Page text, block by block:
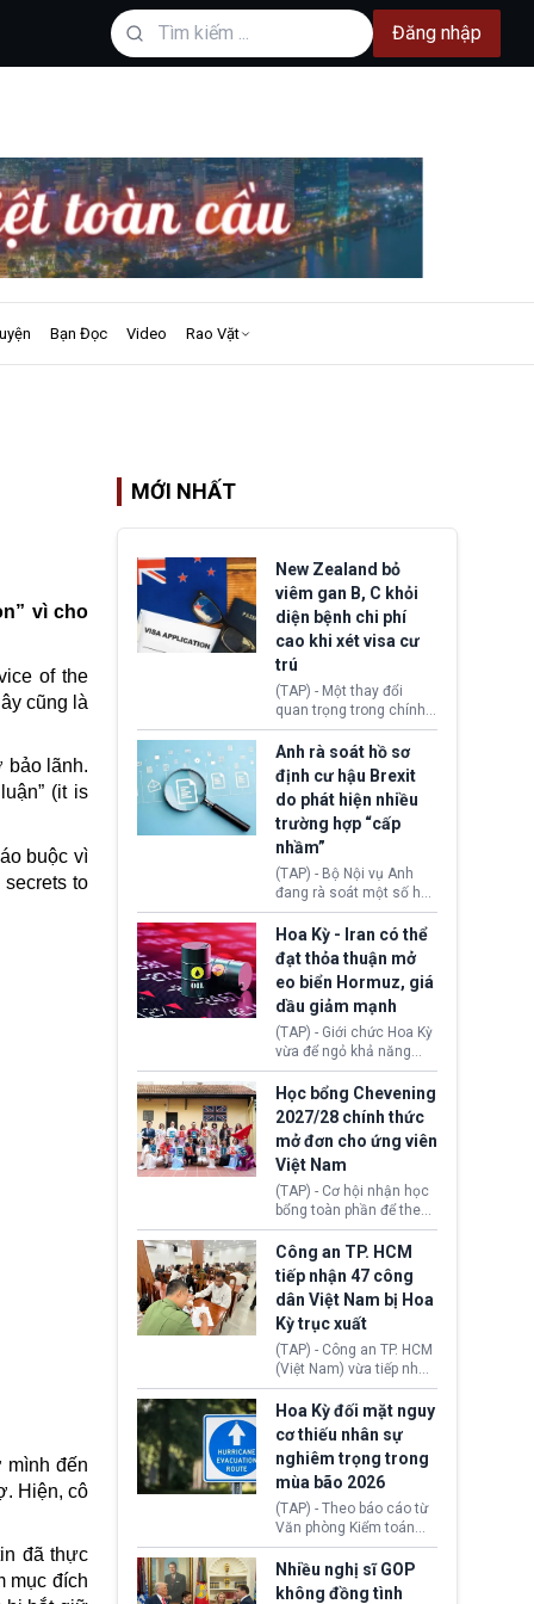
Đăng nhập
Bạn Đọc Video Rao Vặt
vì cho
of the
cũng là
bảo lãnh.
(it is
buộc vì
to
mình đến
Hiện, cô
đã thực
mục đích
MỚI NHẤT
New Zealand bỏ
viêm gan B, C khỏi
diện bệnh chi phí
cao khi xét visa cư
trú
(TAP) - Một thay đổi
quan trọng trong chính
sách nhập cư của New
Zealand đang mở ra
thêm cơ hội cho nhiều
người muốn định cư. Từ
nay, người mắc viêm
gan B hoặc viêm gan C
sẽ không còn bị mặc
định không đáp ứng tiêu
chuẩn sức khỏe chỉ vì
chi phí điều trị khi nộp hồ
Anh rà soát hồ sơ
định cư hậu Brexit
do phát hiện nhiều
trường hợp “cấp
nhầm”
(TAP) - Bộ Nội vụ Anh
đang rà soát một số hồ
sơ thuộc Chương trình
Định cư EU (EU
Settlement Scheme -
EUSS) sau khi xác định
có trường hợp được cấp
quy chế cư trú hậu
Brexit “do nhầm lẫn”.
Động thái này làm dấy
lên lo ngại về việc thực
thi Thỏa thuận Rút khỏi
Liên minh châu Âu
(Withdrawal
Agreement).
Hoa Kỳ - Iran có thể
đạt thỏa thuận mở
eo biển Hormuz, giá
dầu giảm mạnh
(TAP) - Giới chức Hoa Kỳ
vừa để ngỏ khả năng
sớm đạt thỏa thuận với
Iran nhằm mở lại eo biển
Hormuz, mở đường cho
việc khôi phục hoạt
động hàng hải. Những
tín hiệu ngoại giao tích
cực này lập tức tác động
đến thị trường năng
lượng, kéo giá dầu thế
giới lùi sâu xuống dưới
mức 80 USD/thùng.
Học bổng Chevening
2027/28 chính thức
mở đơn cho ứng viên
Việt Nam
(TAP) - Cơ hội nhận học
bổng toàn phần để theo
học chương trình thạc sĩ
tại Vương quốc Anh đã
chính thức quay trở lại.
Học bổng Chevening
2027/28 của Chính phủ
Anh vừa mở cổng ứng
tuyển dành riêng ứng
viên Việt Nam, hỗ trợ
toàn bộ chi phí học tập
cùng nhiều quyền lợi
trong suốt một năm
học.
Công an TP. HCM
tiếp nhận 47 công
dân Việt Nam bị Hoa
Kỳ trục xuất
(TAP) - Công an TP. HCM
(Việt Nam) vừa tiếp nhận
47 công dân Việt Nam bị
Hoa Kỳ trục xuất về
nước. Đây là đợt có số
lượng lớn nhất từ đầu
năm 2026 đến nay, phản
ánh xu hướng gia tăng
các trường hợp trục
xuất.
Hoa Kỳ đối mặt nguy
cơ thiếu nhân sự
nghiêm trọng trong
mùa bão 2026
(TAP) - Theo báo cáo từ
Văn phòng Kiểm toán
Chính phủ (GAO), Cơ
quan Quản lý Khẩn cấp
Liên bang (FEMA) thuộc
Nhiều nghị sĩ GOP
không đồng tình